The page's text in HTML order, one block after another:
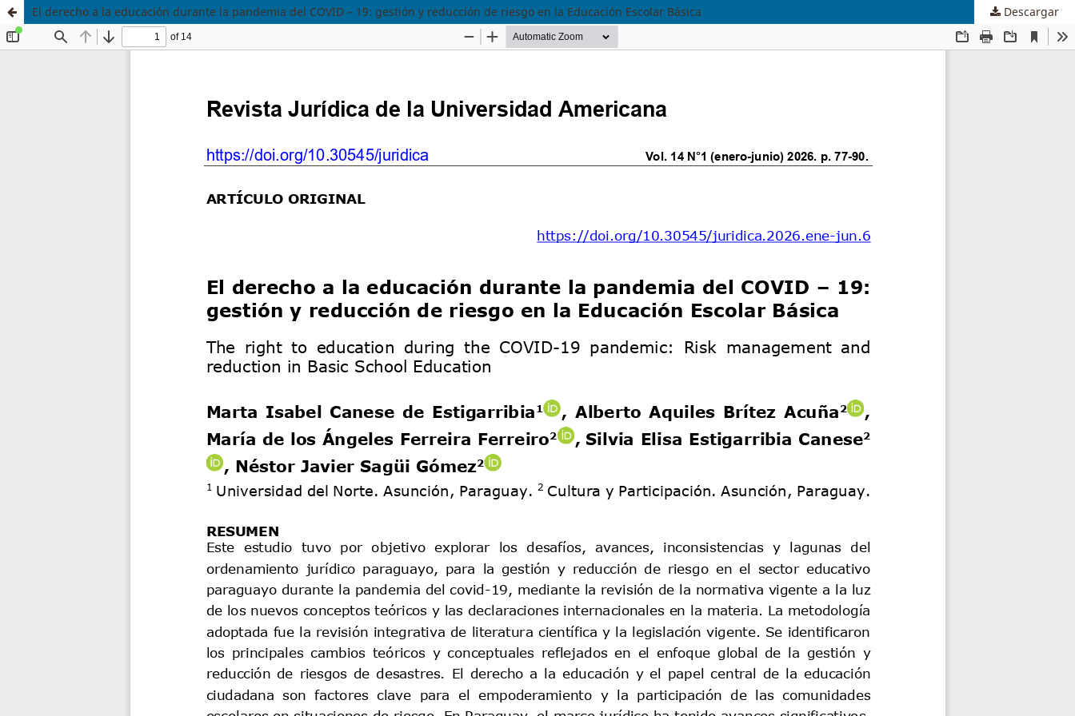
El derecho a la educación durante la pandemia del COVID – 19: gestión y reducción de riesgo en la Educación Escolar Básica Descargar